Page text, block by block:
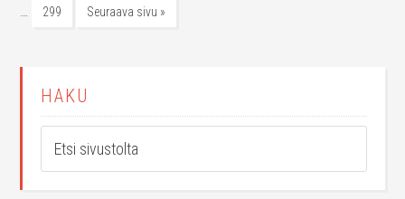
… 299 Seuraava sivu »
HAKU